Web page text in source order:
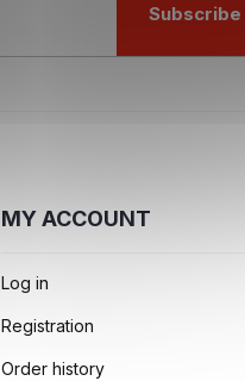
Subscribe
MY ACCOUNT
Log in
Registration
Order history